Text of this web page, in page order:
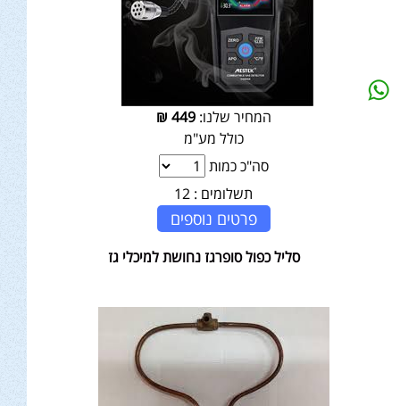
המחיר שלנו:449
₪
כולל מע"מ
סה"כ כמות
תשלומים : 12
פרטים נוספים
סליל כפול סופרגז נחושת למיכלי גז